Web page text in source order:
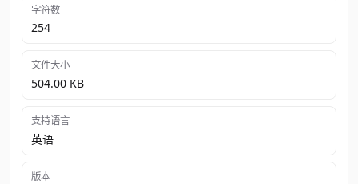
字符数
254
文件大小
504.00 KB
支持语言
英语
版本